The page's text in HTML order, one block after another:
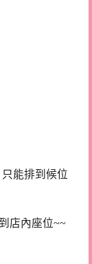
能排到候位
店內座位~~